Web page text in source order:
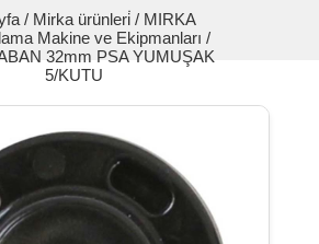
/ Mirka ürünleri̇ / MIRKA
Makine ve Ekipmanları /
32mm PSA YUMUŞAK
5/KUTU